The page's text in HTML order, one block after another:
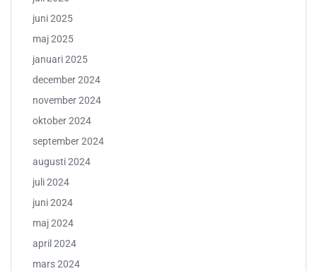
juni 2025
maj 2025
januari 2025
december 2024
november 2024
oktober 2024
september 2024
augusti 2024
juli 2024
juni 2024
maj 2024
april 2024
mars 2024